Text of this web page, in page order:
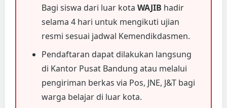
Bagi siswa dari luar kota WAJIB hadir
selama 4 hari untuk mengikuti ujian
resmi sesuai jadwal Kemendikdasmen.
Pendaftaran dapat dilakukan langsung
di Kantor Pusat Bandung atau melalui
pengiriman berkas via Pos, JNE, J&T bagi
warga belajar di luar kota.